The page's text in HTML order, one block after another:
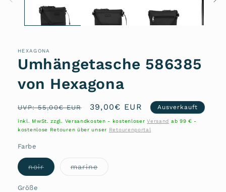
HEXAGONA
Umhängetasche 586385
von Hexagona
Normaler
Preis
UVP: 55,00€ EUR Verkaufspreis
39,00€ EUR Ausverkauft
inkl. MwSt. zzgl. Versandkosten - kostenloserVersand ab 99 € -
kostenlose Retouren über unser Retourenportal
Farbe
noirVariante
ausverkauft
marineVariante
ausverkauft
Größe